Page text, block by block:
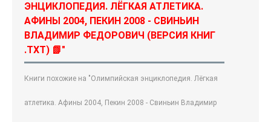
ЭНЦИКЛОПЕДИЯ. ЛЁГКАЯ АТЛЕТИКА.
АФИНЫ 2004, ПЕКИН 2008 - СВИНЬИН
ВЛАДИМИР ФЕДОРОВИЧ (ВЕРСИЯ КНИГ
.TXT) 📗"
Книги похожие на "Олимпийская энциклопедия. Лёгкая
атлетика. Афины 2004, Пекин 2008 - Свиньин Владимир